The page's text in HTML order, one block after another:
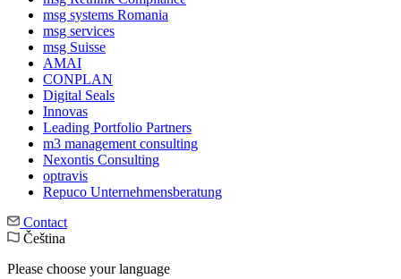
msg systems Romania
msg services
msg Suisse
AMAI
CONPLAN
Digital Seals
Innovas
Leading Port­folio Partners
m3 manage­ment consul­ting
Nexontis Consulting
optravis
Repuco Unternehmensberatung
Contact
Čeština
Please choose your language